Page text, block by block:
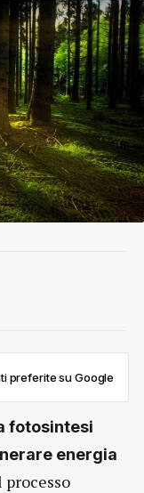
preferite su Google
fotosintesi
energia